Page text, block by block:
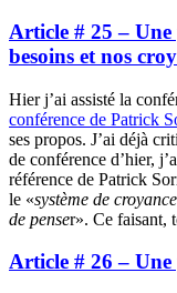
Article # 25 –
besoins et nos
Hier j’ai assisté la
conférence de Patrick
ses propos. J’ai déjà
de conférence d’hier,
référence de Patrick
le «système de croyance
de penser». Ce faisant,
Article # 26 –